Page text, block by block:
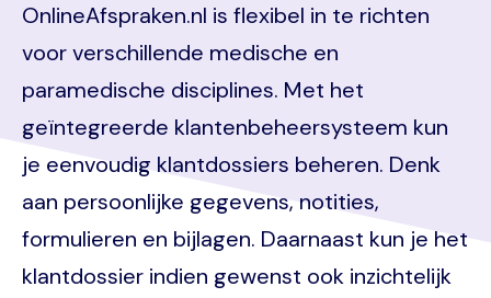
OnlineAfspraken.nl is flexibel in te richten
voor verschillende medische en
paramedische disciplines. Met het
geïntegreerde klantenbeheersysteem kun
je eenvoudig klantdossiers beheren. Denk
aan persoonlijke gegevens, notities,
formulieren en bijlagen. Daarnaast kun je het
klantdossier indien gewenst ook inzichtelijk